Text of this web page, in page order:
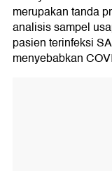
merupakan tanda
analisis sampel
pasien terinfeksi
menyebabkan